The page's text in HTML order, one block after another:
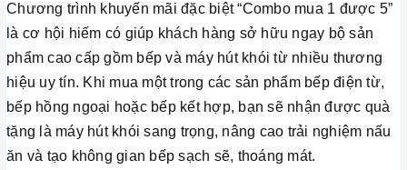
Chương trình khuyến mãi đặc biệt “Combo mua 1 được 5”
là cơ hội hiếm có giúp khách hàng sở hữu ngay bộ sản
phẩm cao cấp gồm bếp và máy hút khói từ nhiều thương
hiệu uy tín. Khi mua một trong các sản phẩm bếp điện từ,
bếp hồng ngoại hoặc bếp kết hợp, bạn sẽ nhận được quà
tặng là máy hút khói sang trọng, nâng cao trải nghiệm nấu
ăn và tạo không gian bếp sạch sẽ, thoáng mát.